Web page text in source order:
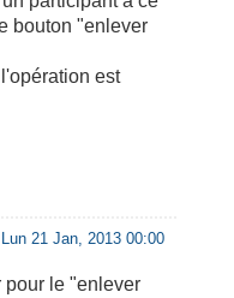
bouton "enlever
est
Lun 21 Jan, 2013 00:00
pour le "enlever